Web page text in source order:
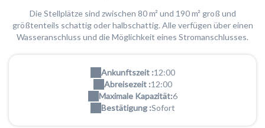
Die Stellplätze sind zwischen 80 m² und 190 m² groß und
größtenteils schattig oder halbschattig. Alle verfügen über einen
Wasseranschluss und die Möglichkeit eines Stromanschlusses.
Ankunftszeit :12:00
Abreisezeit :12:00
Maximale Kapazität:6
Bestätigung :Sofort